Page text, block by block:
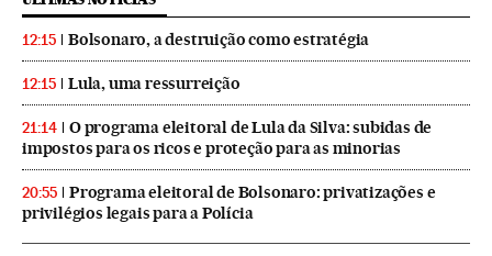
12:15 Bolsonaro, a destruição como estratégia
12:15 Lula, uma ressurreição
21:14
O programa eleitoral de Lula da Silva: subidas de
impostos para os ricos e proteção para as minorias
20:55
Programa eleitoral de Bolsonaro: privatizações e
privilégios legais para a Polícia